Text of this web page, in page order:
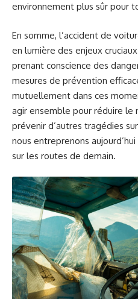
environnement plus sûr pour
En somme, l’accident de
en lumière des enjeux
prenant conscience des
mesures de prévention
mutuellement dans ces
agir ensemble pour réduire le
prévenir d’autres tragédies
nous entreprenons
sur les routes de demain.